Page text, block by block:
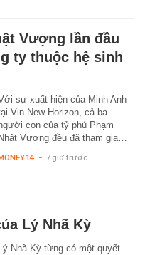
Vượng lần đầu
ty thuộc hệ sinh
sự xuất hiện của Minh Anh
Vin New Horizon, cả ba
con của tỷ phú Phạm
Nhật Vượng đều đã tham gia…
- 7 giờ trước
Lý Nhã Kỳ
Lý Nhã Kỳ từng có một quyết